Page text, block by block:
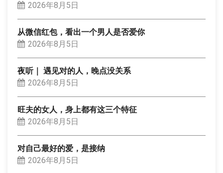
2026年8月5日
从微信红包，看出一个男人是否爱你
2026年8月5日
夜听｜ 遇见对的人，晚点没关系
2026年8月5日
旺夫的女人，身上都有这三个特征
2026年8月5日
对自己最好的爱，是接纳
2026年8月5日